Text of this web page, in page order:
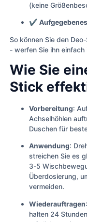
(keine
✔
So können Sie den
- werfen Sie ihn einfach
Wie Sie
Stick
Vorbereitung:
Achselhöhlen
Duschen für
Anwendung:
streichen Sie es
3-5
Überdosierung,
vermeiden.
Wiederauftragen
halten 24